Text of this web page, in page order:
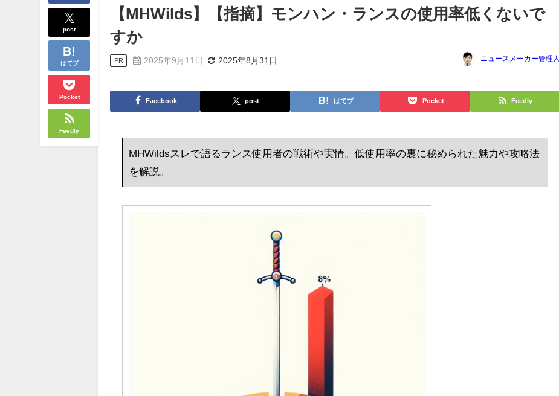
post
はてブ
Pocket
Feedly
【MHWilds】【指摘】モンハン・ランスの使用率低くないで
すか
PR 2025年9月11日 2025年8月31日 ニュースメーカー管理人
Facebook post はてブ Pocket Feedly
MHWildsスレで語るランス使用者の戦術や実情。低使用率の裏に秘められた魅力や攻略法
を解説。